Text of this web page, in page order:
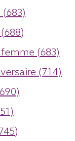
(683)
(714)